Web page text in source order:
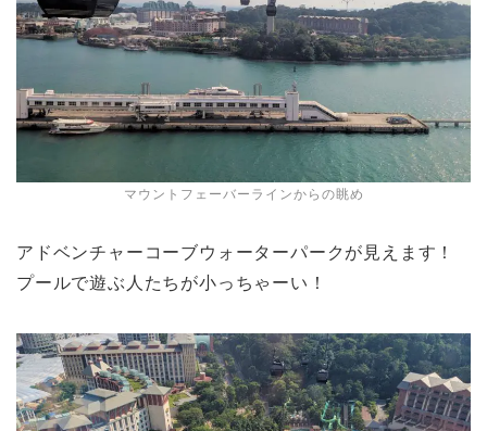
マウントフェーバーラインからの眺め
アドベンチャーコーブウォーターパークが見えます！
プールで遊ぶ人たちが小っちゃーい！